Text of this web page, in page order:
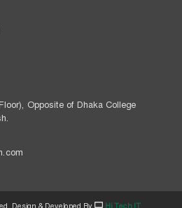
Opposite of Dhaka College